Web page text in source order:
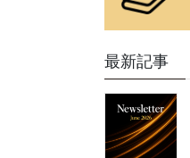
最新記事